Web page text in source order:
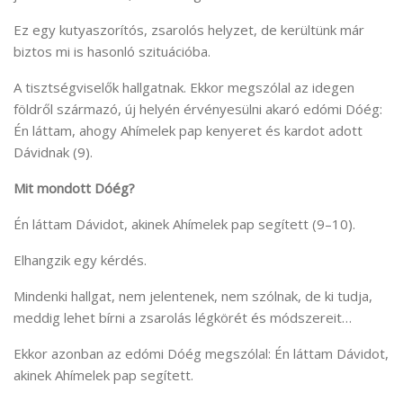
Ez egy kutyaszorítós, zsarolós helyzet, de kerültünk már
biztos mi is hasonló szituációba.
A tisztségviselők hallgatnak. Ekkor megszólal az idegen
földről származó, új helyén érvényesülni akaró edómi Dóég:
Én láttam, ahogy Ahímelek pap kenyeret és kardot adott
Dávidnak (9).
Mit mondott Dóég?
Én láttam Dávidot, akinek Ahímelek pap segített (9–10).
Elhangzik egy kérdés.
Mindenki hallgat, nem jelentenek, nem szólnak, de ki tudja,
meddig lehet bírni a zsarolás légkörét és módszereit…
Ekkor azonban az edómi Dóég megszólal: Én láttam Dávidot,
akinek Ahímelek pap segített.